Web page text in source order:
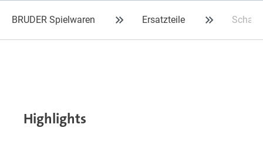
BRUDER Spielwaren Ersatzteile
Highlights